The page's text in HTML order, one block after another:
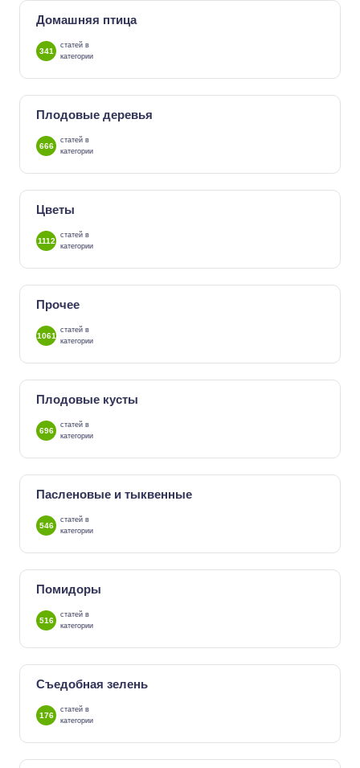
Домашняя птица
341
статей в
категории
Плодовые деревья
666
статей в
категории
Цветы
1112
статей в
категории
Прочее
1061
статей в
категории
Плодовые кусты
696
статей в
категории
Пасленовые и тыквенные
546
статей в
категории
Помидоры
516
статей в
категории
Съедобная зелень
176
статей в
категории